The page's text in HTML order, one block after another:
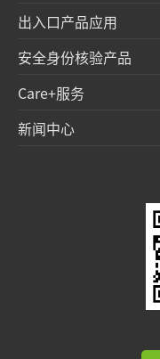
出入口产品应用
安全身份核验产品
Care+服务
新闻中心